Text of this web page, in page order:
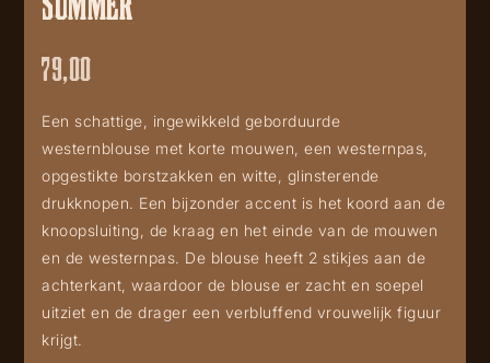
79,00
Een schattige, ingewikkeld geborduurde
westernblouse met korte mouwen, een westernpas,
opgestikte borstzakken en witte, glinsterende
drukknopen. Een bijzonder accent is het koord aan de
knoopsluiting, de kraag en het einde van de mouwen
en de westernpas. De blouse heeft 2 stikjes aan de
achterkant, waardoor de blouse er zacht en soepel
uitziet en de drager een verbluffend vrouwelijk figuur
krijgt.